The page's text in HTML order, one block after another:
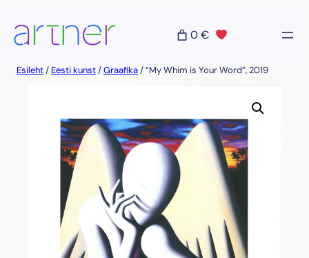
sisu
juurde
0 €
Esileht/ Eesti kunst/Graafika/ “My Whim is Your Word”, 2019